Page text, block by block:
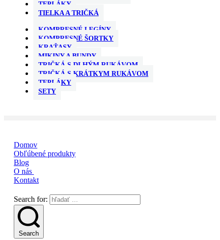
TEPLÁKY
TIELKA A TRIČKÁ
KOMPRESNÉ LEGÍNY
KOMPRESNÉ ŠORTKY
KRAŤASY
MIKINY A BUNDY
TRIČKÁ S DLHÝM RUKÁVOM
TRIČKÁ S KRÁTKYM RUKÁVOM
TEPLÁKY
SETY
Domov
Obľúbené produkty
Blog
O nás
Kontakt
Search for:
Search